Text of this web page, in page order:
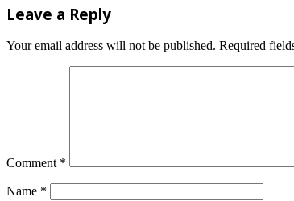
Leave a Reply
Your email address will not be published. Required
Comment *
Name *